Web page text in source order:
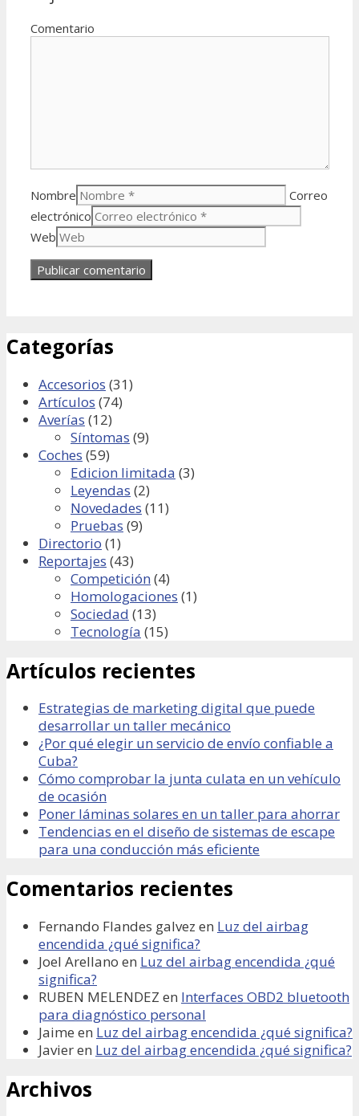
Comentario
Nombre
Correo
electrónico
Web
Categorías
Accesorios (31)
Artículos (74)
Averías (12)
Síntomas (9)
Coches (59)
Edicion limitada (3)
Leyendas (2)
Novedades (11)
Pruebas (9)
Directorio (1)
Reportajes (43)
Competición (4)
Homologaciones (1)
Sociedad (13)
Tecnología (15)
Artículos recientes
Estrategias de marketing digital que puede
desarrollar un taller mecánico
¿Por qué elegir un servicio de envío confiable a
Cuba?
Cómo comprobar la junta culata en un vehículo
de ocasión
Poner láminas solares en un taller para ahorrar
Tendencias en el diseño de sistemas de escape
para una conducción más eficiente
Comentarios recientes
Fernando Flandes galvez en Luz del airbag
encendida ¿qué significa?
Joel Arellano en Luz del airbag encendida ¿qué
significa?
RUBEN MELENDEZ en Interfaces OBD2 bluetooth
para diagnóstico personal
Jaime en Luz del airbag encendida ¿qué significa?
Javieren Luz del airbag encendida ¿qué significa?
Archivos